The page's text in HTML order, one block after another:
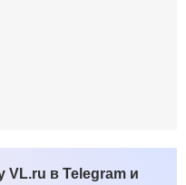
в Telegram и